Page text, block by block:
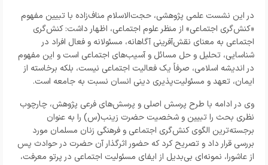
در این نشست علمی پژوهشی، حجت‌الاسلام مناف‌زاده با تبیین مفهوم
«کنش‌گری اجتماعی» از منظر علوم اجتماعی، اظهار داشت: کنش‌گری
اجتماعی به معنای نقش‌آفرینی آگاهانه، مسئولانه و فعال افراد در
شناسایی، تحلیل و حل مسائل و آسیب‌های اجتماعی است و این مفهوم
در اندیشه اسلامی، صرفاً یک فعالیت اجتماعی نیست، بلکه برخاسته از
ایمان، تعهد و مسئولیت‌پذیری دینی انسان نسبت به جامعه است.
وی در ادامه با طرح پرسش اصلی و پرسش‌های فرعی پژوهش، چارچوب
نظری بحث را تبیین و شخصیت حضرت زینب(س) را به عنوان
برجسته‌ترین الگوی کنش‌گری اجتماعی و فرهنگی زنان مسلمان مورد
بررسی قرار داد و تصریح کرد که حضور اثرگذار آن حضرت در حوادث پس
از عاشورا، نمونه‌ای بی‌بدیل از ایفای مسئولیت اجتماعی در پرتو معرفت،